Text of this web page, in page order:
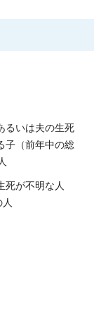
るいは夫の生死
子（前年中の総
死が不明な人